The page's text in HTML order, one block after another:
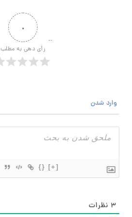
۰
رأی دهی به مطلب
وارد شدن
{} [+]
۳ نظرات